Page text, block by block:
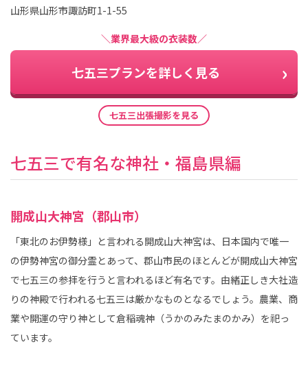
山形県山形市諏訪町1-1-55
＼業界最大級の衣装数／
七五三プランを詳しく見る
七五三出張撮影を見る
七五三で有名な神社・福島県編
開成山大神宮（郡山市）
「東北のお伊勢様」と言われる開成山大神宮は、日本国内で唯一
の伊勢神宮の御分霊とあって、郡山市民のほとんどが開成山大神宮
で七五三の参拝を行うと言われるほど有名です。由緒正しき大社造
りの神殿で行われる七五三は厳かなものとなるでしょう。農業、商
業や開運の守り神として倉稲魂神（うかのみたまのかみ）を祀っ
ています。